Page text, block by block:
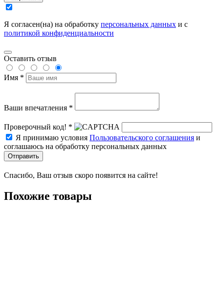
Я согласен(на) на обработку персональных данных и с
политикой конфиденциальности
Оставить отзыв
Имя *
Ваши впечатления *
Проверочный код! *
Я принимаю условия Пользовательского соглашения и
соглашаюсь на обработку персональных данных
Отправить
Спасибо, Ваш отзыв скоро появится на сайте!
Похожие товары